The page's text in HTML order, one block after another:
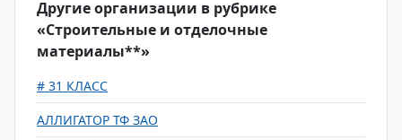
Другие организации в рубрике
«Строительные и отделочные
материалы**»
# 31 КЛАСС
АЛЛИГАТОР ТФ ЗАО